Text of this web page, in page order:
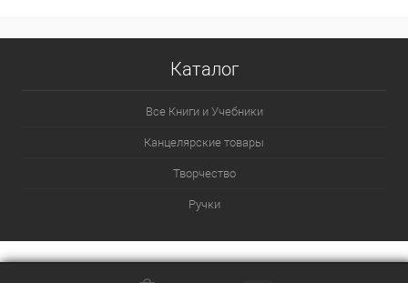
Каталог
Все Книги и Учебники
Канцелярские товары
Творчество
Ручки